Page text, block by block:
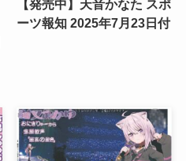
【発売中】天音かなた スポ
ーツ報知 2025年7月23日付